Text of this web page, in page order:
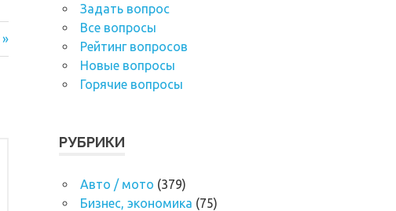
Задать вопрос
Все вопросы
Рейтинг вопросов
Новые вопросы
Горячие вопросы
РУБРИКИ
Авто / мото (379)
Бизнес, экономика (75)